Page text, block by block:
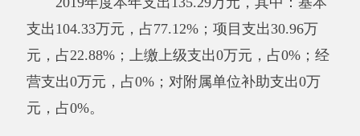
预算数91.48万元，决算数104.82万元，预决算差
异率14.58%，主要原因是：2019年的人员经费增
加、项目支出增加 ，致使当年财政收入增加 。 财
政拨款支出年初预算数91.48万元，决算数104.82
万元，预决算差异率14.58%，主要原因是：